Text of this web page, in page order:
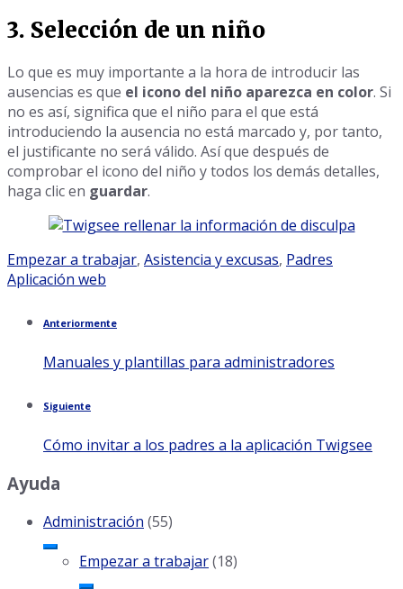
3. Selección de un niño
Lo que es muy importante a la hora de introducir las
ausencias es que el icono del niño aparezca en color. Si
no es así, significa que el niño para el que está
introduciendo la ausencia no está marcado y, por tanto,
el justificante no será válido. Así que después de
comprobar el icono del niño y todos los demás detalles,
haga clic en guardar.
Categoría:
Empezar a trabajar, Asistencia y excusas, Padres
Aplicación web
Anteriormente
Manuales y plantillas para administradores
Siguiente
Cómo invitar a los padres a la aplicación Twigsee
Ayuda
Administración (55)
Empezar a trabajar(18)